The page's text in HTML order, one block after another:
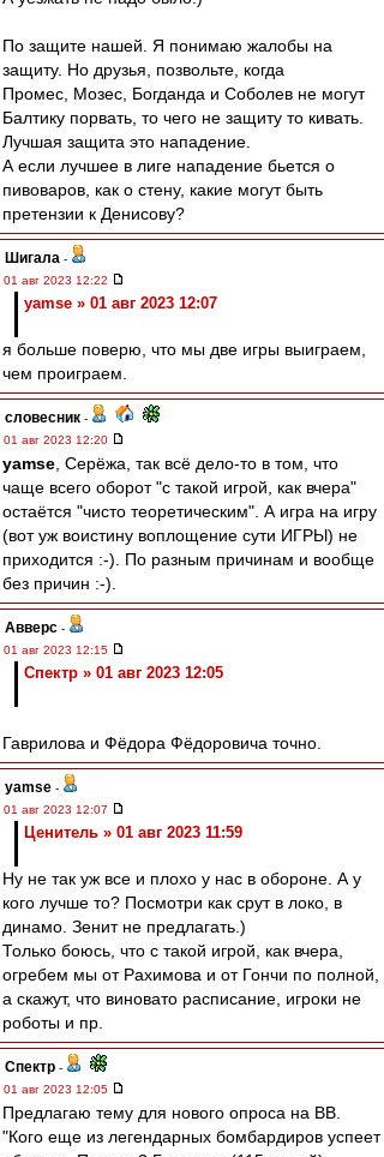
По защите нашей. Я понимаю жалобы на
защиту. Но друзья, позвольте, когда
Промес, Мозес, Богданда и Соболев не могут
Балтику порвать, то чего не защиту то кивать.
Лучшая защита это нападение.
А если лучшее в лиге нападение бьется о
пивоваров, как о стену, какие могут быть
претензии к Денисову?
Шигала -
01 авг 2023 12:22
yamse » 01 авг 2023 12:07
я больше поверю, что мы две игры выиграем,
чем проиграем.
словесник -
01 авг 2023 12:20
yamse , Серёжа, так всё дело-то в том, что
чаще всего оборот "с такой игрой, как вчера"
остаётся "чисто теоретическим". А игра на игру
(вот уж воистину воплощение сути ИГРЫ) не
приходится :-). По разным причинам и вообще
без причин :-).
Авверс -
01 авг 2023 12:15
Спектр » 01 авг 2023 12:05
Гаврилова и Фёдора Фёдоровича точно.
yamse -
01 авг 2023 12:07
Ценитель » 01 авг 2023 11:59
Ну не так уж все и плохо у нас в обороне. А у
кого лучше то? Посмотри как срут в локо, в
динамо. Зенит не предлагать.)
Только боюсь, что с такой игрой, как вчера,
огребем мы от Рахимова и от Гончи по полной,
а скажут, что виновато расписание, игроки не
роботы и пр.
Спектр -
01 авг 2023 12:05
Предлагаю тему для нового опроса на ВВ.
"Кого еще из легендарных бомбардиров успеет